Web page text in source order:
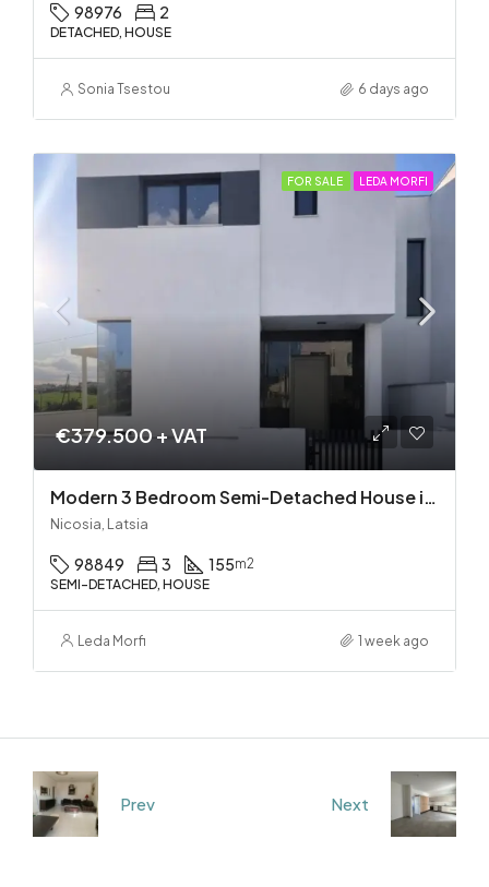
98976 2
DETACHED, HOUSE
Sonia Tsestou 6 days ago
FOR SALE LEDA MORFI
€379.500 + VAT
Modern 3 Bedroom Semi-Detached House in Latsia/Geri boarders – Ready to Move In!
Nicosia, Latsia
98849 3 155m2
SEMI-DETACHED, HOUSE
Leda Morfi 1 week ago
Prev Next